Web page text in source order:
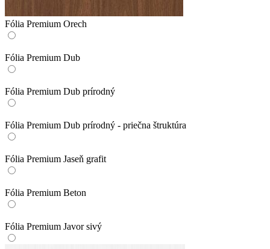
Fólia Premium Orech
Fólia Premium Dub
Fólia Premium Dub prírodný
Fólia Premium Dub prírodný - priečna štruktúra
Fólia Premium Jaseň grafit
Fólia Premium Beton
Fólia Premium Javor sivý